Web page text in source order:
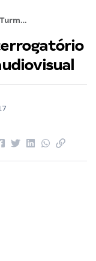
Quinta Turma anula interrogatório por falta de gravação audiovisual